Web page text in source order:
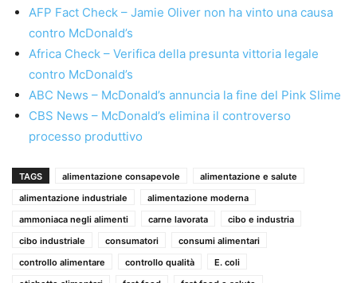
AFP Fact Check – Jamie Oliver non ha vinto una causa
contro McDonald’s
Africa Check – Verifica della presunta vittoria legale
contro McDonald’s
ABC News – McDonald’s annuncia la fine del Pink Slime
CBS News – McDonald’s elimina il controverso
processo produttivo
TAGS alimentazione consapevole
alimentazione e salute
alimentazione industriale
alimentazione moderna
ammoniaca negli alimenti
carne lavorata
cibo e industria
cibo industriale
consumatori
consumi alimentari
controllo alimentare
controllo qualità
E. coli